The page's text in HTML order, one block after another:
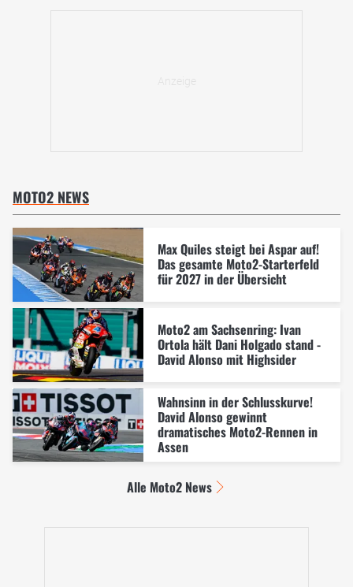
MOTO2 NEWS
Max Quiles steigt bei Aspar auf!
Das gesamte Moto2-Starterfeld
für 2027 in der Übersicht
Moto2 am Sachsenring: Ivan
Ortola hält Dani Holgado stand -
David Alonso mit Highsider
Wahnsinn in der Schlusskurve!
David Alonso gewinnt
dramatisches Moto2-Rennen in
Assen
Alle Moto2 News